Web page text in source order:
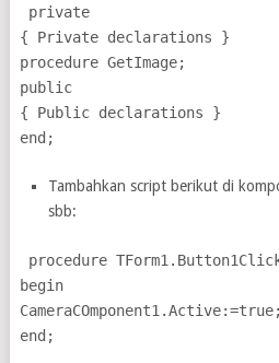
private
{ Private declarations }
procedure GetImage;
public
{ Public declarations }
end;
Tambahkan script berikut di
sbb:
procedure
begin
CameraCOmponent1.Active:=true;
end;